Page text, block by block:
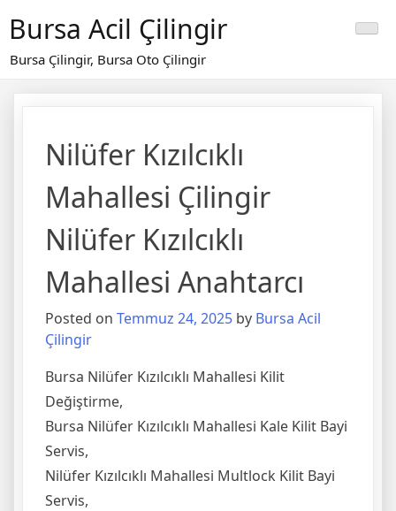
content
Bursa Acil Çilingir
Bursa Çilingir, Bursa Oto Çilingir
Nilüfer Kızılcıklı
Mahallesi Çilingir
Nilüfer Kızılcıklı
Mahallesi Anahtarcı
Posted on Temmuz 24, 2025 by Bursa Acil
Çilingir
Bursa Nilüfer Kızılcıklı Mahallesi Kilit
Değiştirme,
Bursa Nilüfer Kızılcıklı Mahallesi Kale Kilit Bayi
Servis,
Nilüfer Kızılcıklı Mahallesi Multlock Kilit Bayi
Servis,